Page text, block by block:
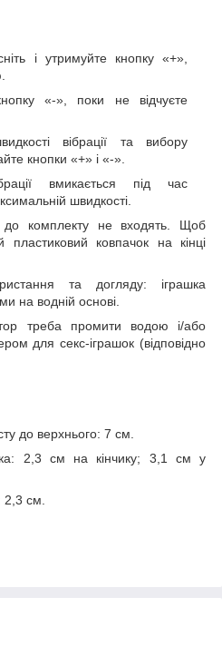
і утримуйте кнопку «+»,
«-», поки не відчуєте
вібрації та вибору
кнопки «+» і «-».
вмикається під час
швидкості.
до комплекту не входять. Щоб
пластиковий ковпачок на кінці
та догляду: іграшка
на водній основі.
треба промити водою і/або
для секс-іграшок (відповідно
до верхнього: 7 см.
2,3 см на кінчику; 3,1 см у
2,3 см.